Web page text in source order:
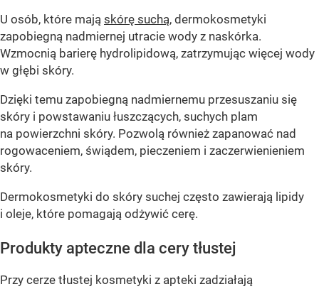
U osób, które mają skórę suchą, dermokosmetyki
zapobiegną nadmiernej utracie wody z naskórka.
Wzmocnią barierę hydrolipidową, zatrzymując więcej wody
w głębi skóry.
Dzięki temu zapobiegną nadmiernemu przesuszaniu się
skóry i powstawaniu łuszczących, suchych plam
na powierzchni skóry. Pozwolą również zapanować nad
rogowaceniem, świądem, pieczeniem i zaczerwienieniem
skóry.
Dermokosmetyki do skóry suchej często zawierają lipidy
i oleje, które pomagają odżywić cerę.
Produkty apteczne dla cery tłustej
Przy cerze tłustej kosmetyki z apteki zadziałają